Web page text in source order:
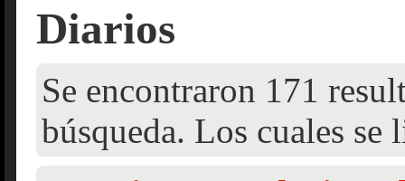
Diarios
Se encontraron 171
búsqueda. Los cuales se